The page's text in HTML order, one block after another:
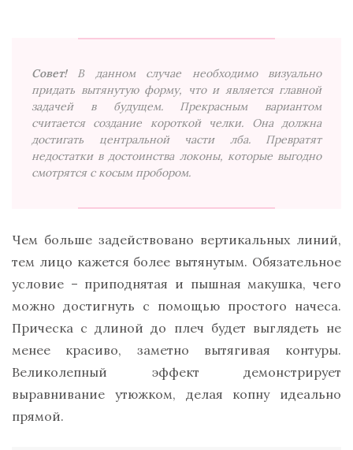
Совет!
В данном случае необходимо визуально
придать вытянутую форму, что и является главной
задачей в будущем. Прекрасным вариантом
считается создание короткой челки. Она должна
достигать центральной части лба. Превратят
недостатки в достоинства локоны, которые выгодно
смотрятся с косым пробором.
Чем больше задействовано вертикальных линий,
тем лицо кажется более вытянутым. Обязательное
условие – приподнятая и пышная макушка, чего
можно достигнуть с помощью простого начеса.
Прическа с длиной до плеч будет выглядеть не
менее красиво, заметно вытягивая контуры.
Великолепный эффект демонстрирует
выравнивание утюжком, делая копну идеально
прямой.